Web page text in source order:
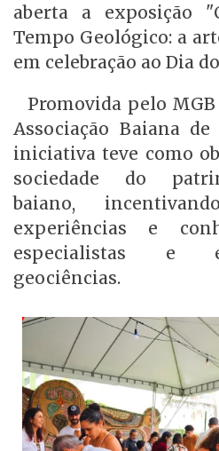
aberta a exposição
Tempo Geológico: a
em celebração ao Dia
Promovida pelo
Associação Baiana
iniciativa teve como
sociedade do
baiano,
experiências e
especialistas e
geociências.